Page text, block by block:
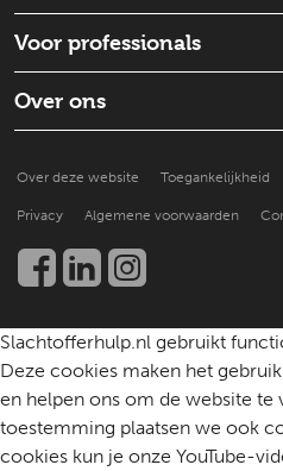
Emotionele hulp
Schadevergoeding
Strafproces
Check wat je kunt doen
Iemand ondersteunen
Goed voor jezelf zorgen
Beter leren helpen
Voor professionals
Wat is de situatie
Een slachtoffer doorverwijzen
Praktische ondersteuning
Kennis en onderzoek
Een slachtoffer helpen
Over ons
Nieuws en publicaties
Werken bij
Community
Over deze website Toegankelijkheid
Privacy Algemene voorwaarden
Slachtofferhulp.nl gebruikt
Deze cookies maken het
en helpen ons om de website
toestemming plaatsen we ook
cookies kun je onze YouTube-